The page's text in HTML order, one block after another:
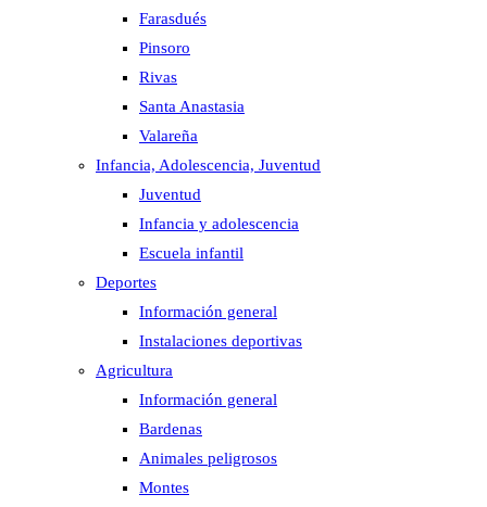
Farasdués
Pinsoro
Rivas
Santa Anastasia
Valareña
Infancia, Adolescencia, Juventud
Juventud
Infancia y adolescencia
Escuela infantil
Deportes
Información general
Instalaciones deportivas
Agricultura
Información general
Bardenas
Animales peligrosos
Montes